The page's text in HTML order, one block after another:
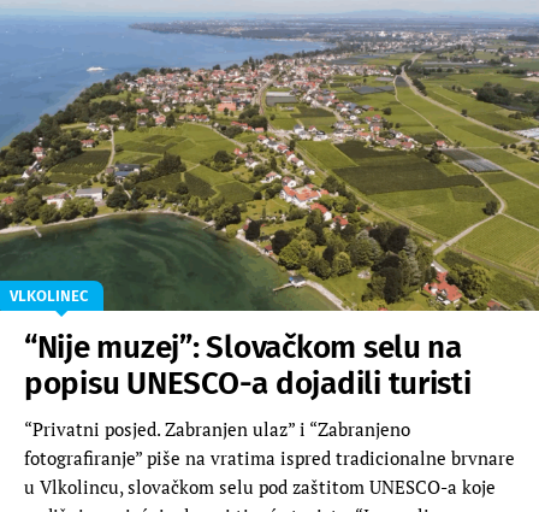
VLKOLINEC
“Nije muzej”: Slovačkom selu na
popisu UNESCO-a dojadili turisti
“Privatni posjed. Zabranjen ulaz” i “Zabranjeno
fotografiranje” piše na vratima ispred tradicionalne brvnare
u Vlkolincu, slovačkom selu pod zaštitom UNESCO-a koje